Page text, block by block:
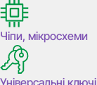
Чіпи, мікросхеми
Універсальні ключі